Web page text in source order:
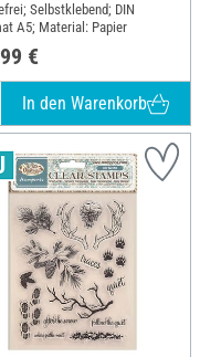
Selbstklebend; DIN
A5; Material: Papier
€
In den Warenkorb